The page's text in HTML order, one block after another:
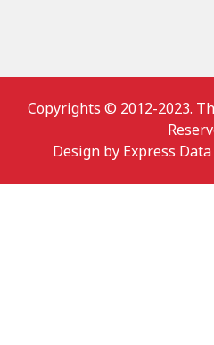
Copyrights © 2012-2023.
Design by Express